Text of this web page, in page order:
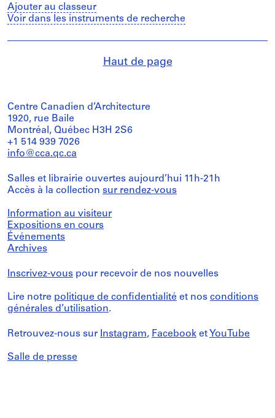
Ajouter au classeur
Voir dans les instruments de recherche
Haut de page
Centre Canadien d’Architecture
1920, rue Baile
Montréal, Québec H3H 2S6
+1 514 939 7026
info@cca.qc.ca
Salles et librairie ouvertes aujourd’hui 11h-21h
Accès à la collection sur rendez-vous
Information au visiteur
Expositions en cours
Événements
Archives
Inscrivez-vous pour recevoir de nos nouvelles
Lire notre politique de confidentialité et nos conditions
générales d’utilisation.
Retrouvez-nous sur Instagram, Facebook et YouTube
Salle de presse